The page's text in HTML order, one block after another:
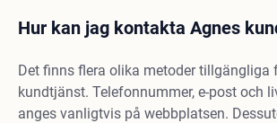
Hur kan jag kontakta Agnes
Det finns flera olika metoder tillgängliga
kundtjänst. Telefonnummer, e-post och
anges vanligtvis på webbplatsen.